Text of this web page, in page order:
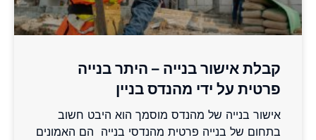
קבלת אישור בנייה – היתר בנייה
פרטית על ידי מהנדס בניין
אישור בנייה של מהנדס מוסמך הוא היבט חשוב
בתחום של בנייה פרטית מהנדסי בנייה הם האמונים